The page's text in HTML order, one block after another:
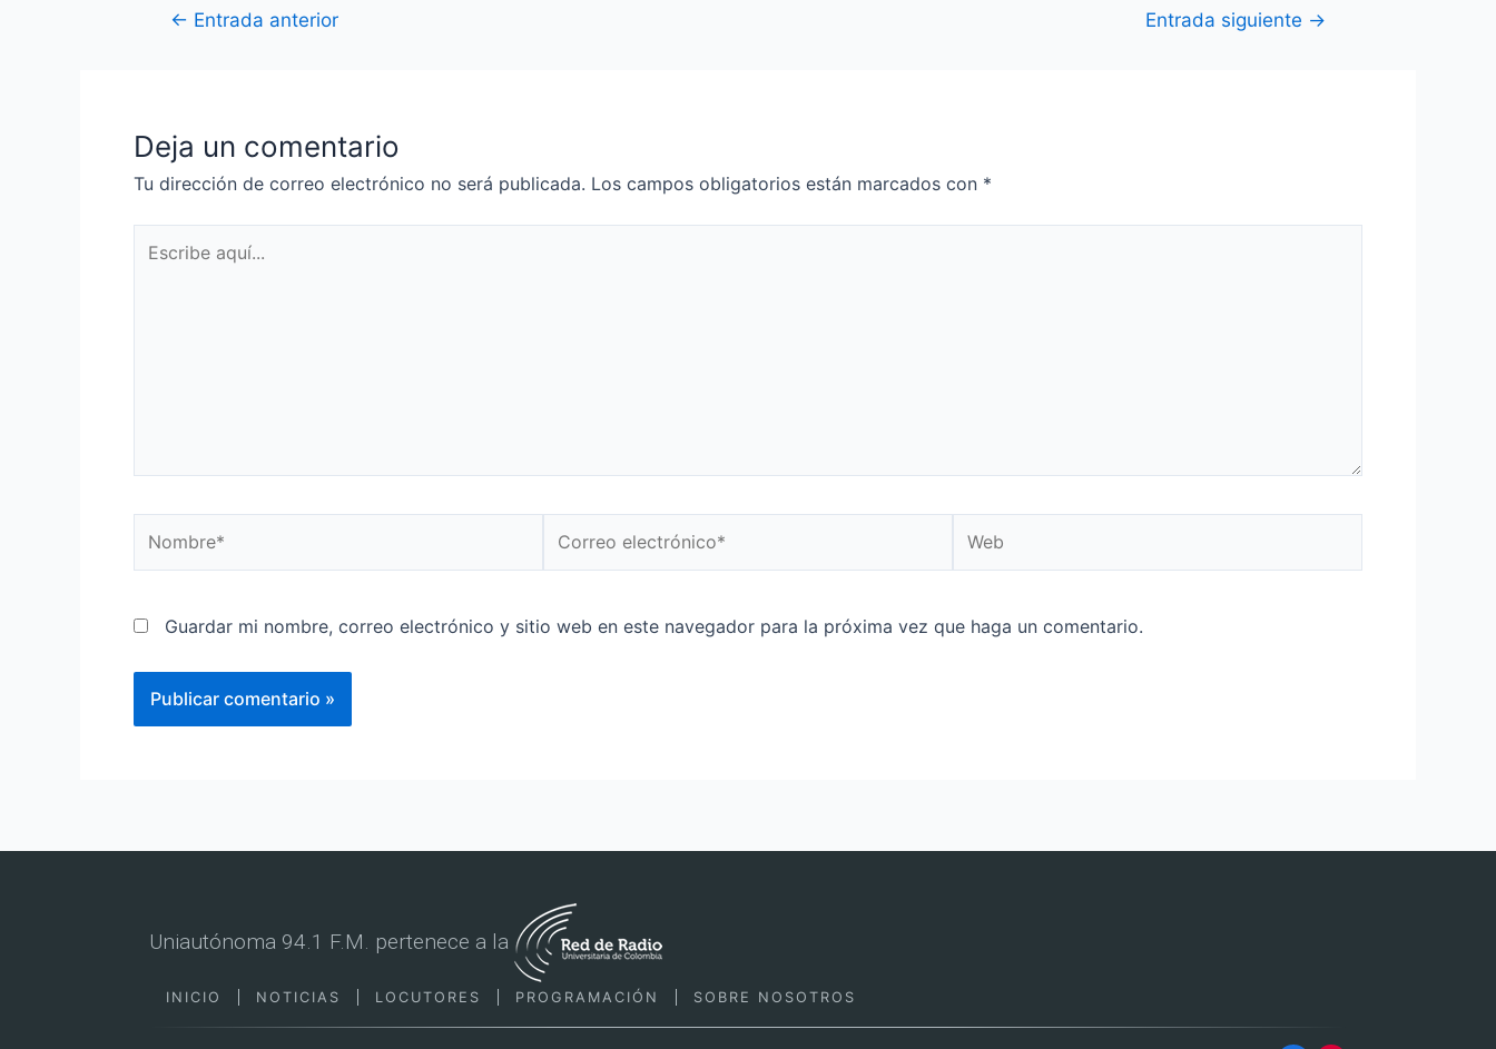
← Entrada anterior Entrada siguiente →
Deja un comentario
Tu dirección de correo electrónico no será publicada. Los campos obligatorios están marcados con *
Guardar mi nombre, correo electrónico y sitio web en este navegador para la próxima vez que haga un comentario.
Uniautónoma 94.1 F.M. pertenece a la
INICIO NOTICIAS LOCUTORES PROGRAMACIÓN SOBRE NOSOTROS